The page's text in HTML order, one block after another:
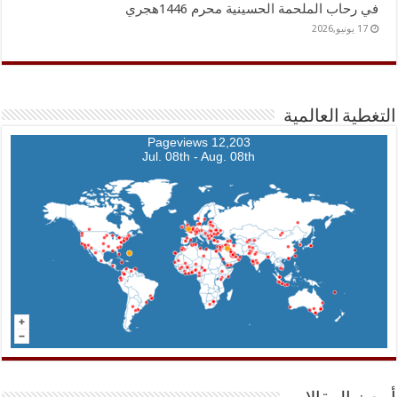
في رحاب الملحمة الحسينية محرم 1446هجري
17 يونيو,2026
التغطية العالمية
12,203 Pageviews
Jul. 08th - Aug. 08th